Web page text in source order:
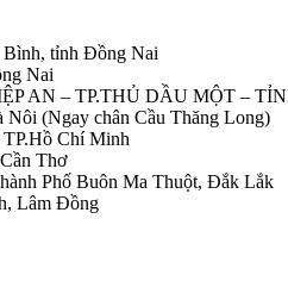
tỉnh Đồng Nai
Nai
AN – TP.THỦ DẦU MỘT –
(Ngay chân Cầu Thăng Long)
Chí Minh
Thơ
Phố Buôn Ma Thuột, Đắk Lắk
Lâm Đồng